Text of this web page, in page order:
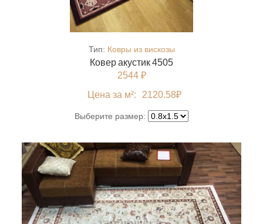
Тип: Ковры из вискозы
Ковер акустик 4505
2544 ₽
Цена за м²:
2120.58₽
Выберите размер: